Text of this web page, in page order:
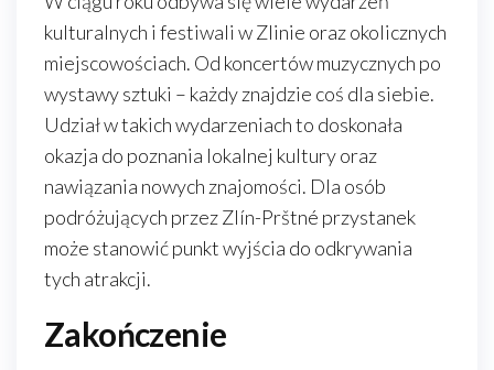
kulturalnych i festiwali w Zlinie oraz okolicznych
miejscowościach. Od koncertów muzycznych po
wystawy sztuki – każdy znajdzie coś dla siebie.
Udział w takich wydarzeniach to doskonała
okazja do poznania lokalnej kultury oraz
nawiązania nowych znajomości. Dla osób
podróżujących przez Zlín-Prštné przystanek
może stanowić punkt wyjścia do odkrywania
tych atrakcji.
Zakończenie